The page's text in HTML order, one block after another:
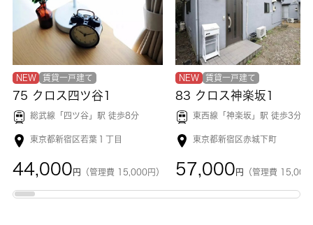
NEW 賃貸一戸建て
75 クロス四ツ谷1
総武線「 四ツ谷」駅 徒歩8分
東京都新宿区若葉１丁目
44,000 円 （管理費 15,000円）
NEW 賃貸一戸建て
83 クロス神楽坂1
東西線「神楽坂 」駅 徒歩3分
東京都新宿区赤城下町
57,000 円 （管理費 15,000